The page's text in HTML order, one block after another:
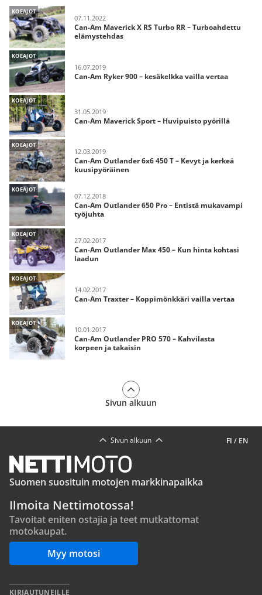
KOEAJOT
07.11.2022
Can-Am Maverick X RS Turbo RR – Turboahdettu
elämystehdas
KOEAJOT
16.07.2019
Can-Am Ryker 900 – kesäkelkka vailla vertaa
KOEAJOT
31.05.2019
Can-Am Maverick Sport – Huvipuisto pyörillä
KOEAJOT
12.03.2019
Can-Am Outlander 6x6 450 T – Kevyt ja kerkeä
kuusipyöräinen
KOEAJOT
07.12.2018
Can-Am Outlander 650 Pro – Entistä mukavampi
työjuhta
KOEAJOT
27.02.2017
Can-Am Outlander Max 450 – Kun hinta kohtasi
laadun
KOEAJOT
14.02.2017
Can-Am Traxter – Koppimönkkäri vailla vertaa
KOEAJOT
10.01.2017
Can-Am Outlander PRO 570 – Kahvilasta
korpeen ja takaisin
Sivun alkuun
FI / EN
Sivun alkuun
Suomen suosituin motojen markkinapaikka
Ilmoita Nettimotossa!
Tavoitat eniten ostajia ja teet mutkattomat
motokaupat.
Myy motosi
KIRJAUTUNEILLE